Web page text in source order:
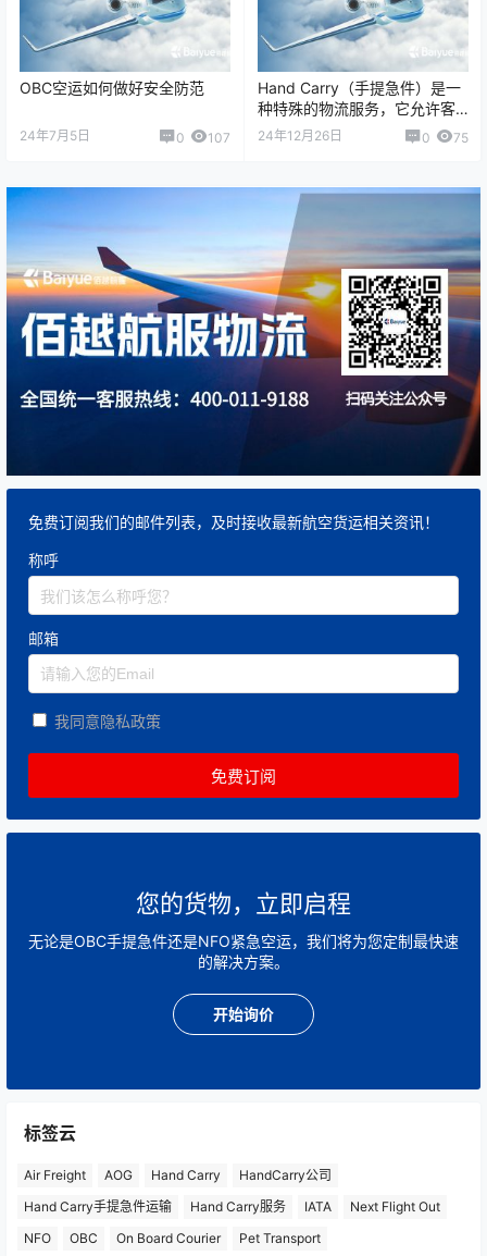
OBC空运如何做好安全防范
24年7月5日 0 107
Hand Carry（手提急件）是一
种特殊的物流服务，它允许客
户急需的紧急货物在最短时间
内送达目的地。以下是关于如
24年12月26日 0 75
免费订阅我们的邮件列表，及时接收最新航空货运相关资讯！
称呼
邮箱
我同意隐私政策
您的货物，立即启程
无论是OBC手提急件还是NFO紧急空运，我们将为您定制最快速
的解决方案。
开始询价
标签云
Air Freight AOG Hand Carry
HandCarry公司
Hand Carry手提急件运输
Hand Carry服务 IATA
Next Flight Out
NFO
OBC On Board Courier Pet Transport